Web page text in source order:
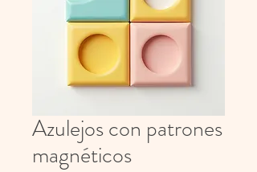
Azulejos con patrones
magnéticos